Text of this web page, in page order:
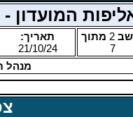
המועדון -
2 מתוך
7
תאריך:
21/10/24
מנהל